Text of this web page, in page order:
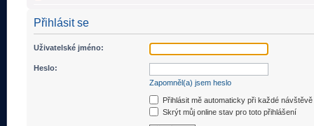
Přihlásit se
Uživatelské jméno:
Heslo:
Zapomněl(a) jsem heslo
Přihlásit mě automaticky při každé návštěvě
Skrýt můj online stav pro toto přihlášení